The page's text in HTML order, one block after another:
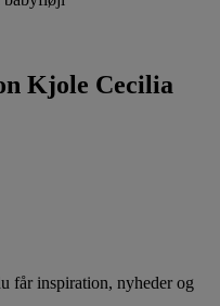
Kjole Cecilia
får inspiration, nyheder og